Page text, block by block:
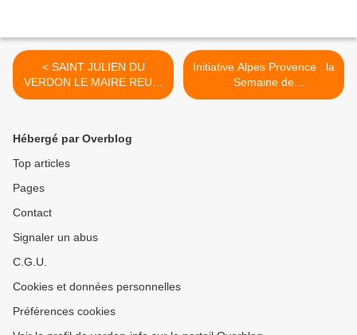
< SAINT JULIEN DU
VERDON LE MAIRE REUNI
LES ASSOCIATIONS
Initiative Alpes Provence : la
Semaine de
l'Entrepreneuriat fait étape
Hébergé par Overblog
Top articles
Pages
Contact
Signaler un abus
C.G.U.
Cookies et données personnelles
Préférences cookies